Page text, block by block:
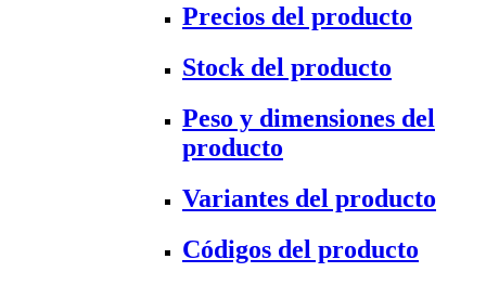
Precios del producto
Stock del producto
Peso y dimensiones del
producto
Variantes del producto
Códigos del producto